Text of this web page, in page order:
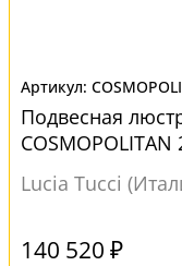
Подвесная
Lucia Tucci
140 520 ₽